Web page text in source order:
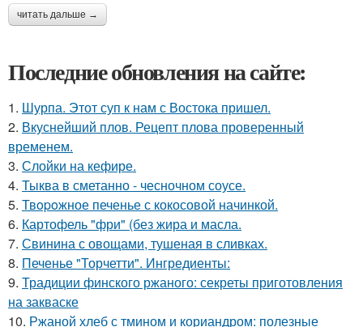
читать дальше →
Последние обновления на сайте:
1. Шурпа. Этот суп к нам с Востока пришел.
2. Вкуснейший плов. Рецепт плова проверенный
временем.
3. Слойки на кефире.
4. Тыква в сметанно - чесночном соусе.
5. Твopoжное печенье с кокосовой начинкой.
6. Картофель "фри" (без жира и масла.
7. Свинина с овощами, тушеная в сливках.
8. Печенье "Торчетти". Ингредиенты:
9. Традиции финского ржаного: секреты приготовления
на закваске
10. Ржаной хлеб с тмином и кориандром: полезные